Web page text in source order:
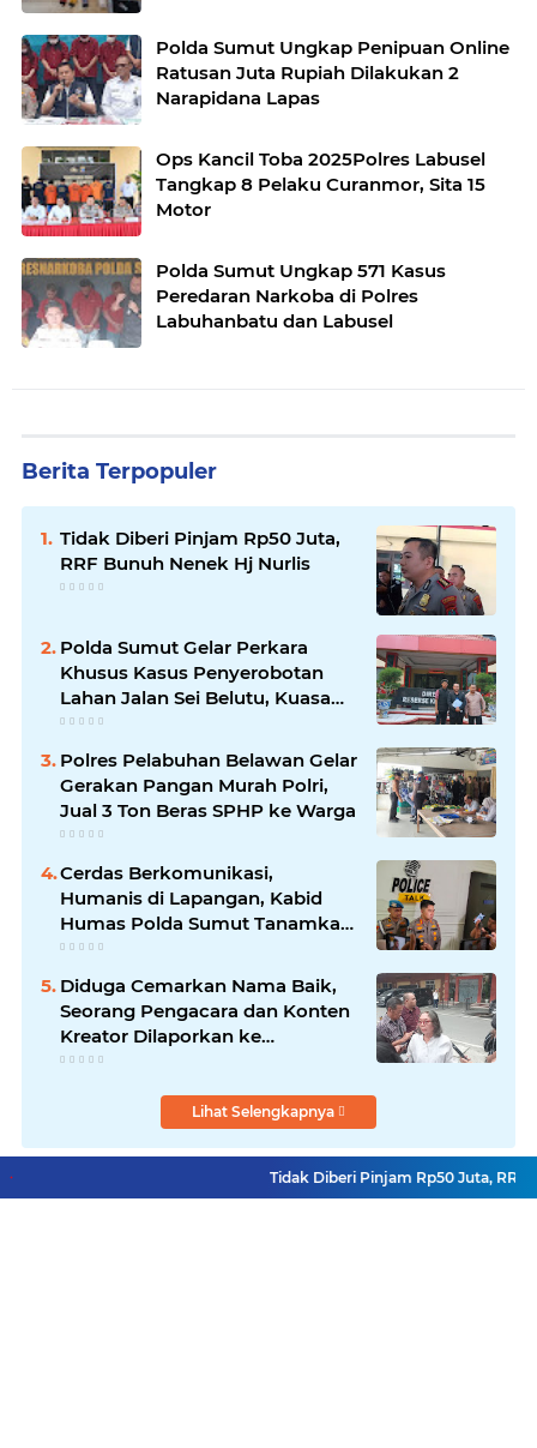
Polda Sumut Ungkap Penipuan Online
Ratusan Juta Rupiah Dilakukan 2
Narapidana Lapas
Ops Kancil Toba 2025Polres Labusel
Tangkap 8 Pelaku Curanmor, Sita 15
Motor
Polda Sumut Ungkap 571 Kasus
Peredaran Narkoba di Polres
Labuhanbatu dan Labusel
Berita Terpopuler
Tidak Diberi Pinjam Rp50 Juta,
RRF Bunuh Nenek Hj Nurlis
Polda Sumut Gelar Perkara
Khusus Kasus Penyerobotan
Lahan Jalan Sei Belutu, Kuasa
Hukum Pelapor Minta Kasus
Dilanjutkan
Polres Pelabuhan Belawan Gelar
Gerakan Pangan Murah Polri,
Jual 3 Ton Beras SPHP ke Warga
Cerdas Berkomunikasi,
Humanis di Lapangan, Kabid
Humas Polda Sumut Tanamkan
Nilai Kehumasan pada Siswa
SPN Hinai
Diduga Cemarkan Nama Baik,
Seorang Pengacara dan Konten
Kreator Dilaporkan ke
Polrestabes Medan
Lihat Selengkapnya
Tidak Diberi Pinjam Rp50 Juta, RRF